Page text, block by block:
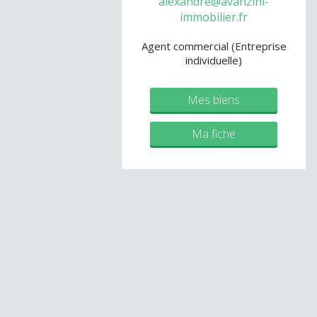
immobilier.fr
Agent commercial (Entreprise
individuelle)
Mes biens
Ma fiche